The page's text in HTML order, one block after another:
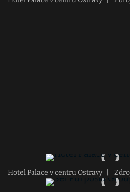
Hotel Palace v centru Ostravy